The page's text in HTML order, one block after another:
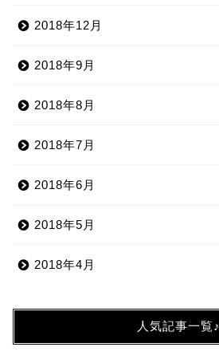
2018年12月
2018年9月
2018年8月
2018年7月
2018年6月
2018年5月
2018年4月
人気記事一覧♪